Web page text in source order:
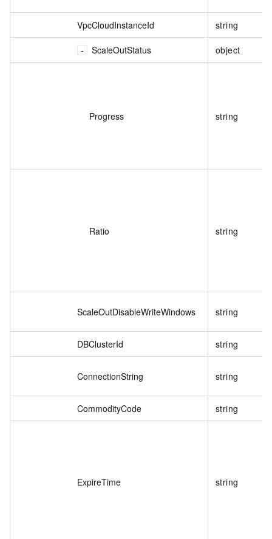
VpcCloudInstanceId string
ScaleOutStatus object
Progress string
Ratio string
ScaleOutDisableWriteWindows string
DBClusterId string
ConnectionString string
CommodityCode string
ExpireTime string